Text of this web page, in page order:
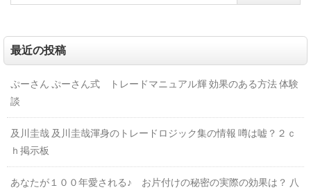
最近の投稿
ぷーさん ぷーさん式 トレードマニュアル輝 効果のある方法 体験
談
及川圭哉 及川圭哉渾身のトレードロジック集の情報 噂は嘘？２ｃ
ｈ掲示板
あなたが１００年愛される♪ お片付けの秘密の実際の効果は？ 八